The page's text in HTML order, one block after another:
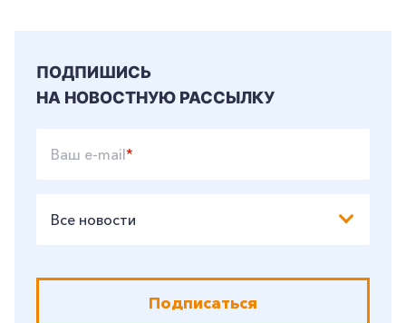
ПОДПИШИСЬ
НА НОВОСТНУЮ РАССЫЛКУ
Ваш e-mail*
Все новости
Подписаться